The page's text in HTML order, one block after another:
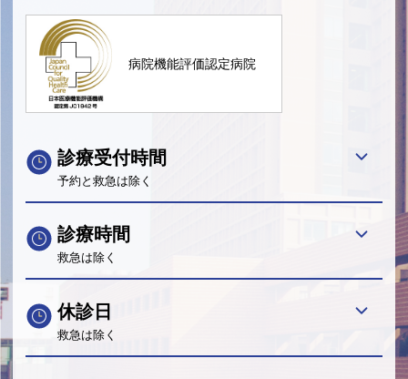
病院機能評価認定病院
診療受付時間
予約と救急は除く
診療時間
救急は除く
休診日
救急は除く